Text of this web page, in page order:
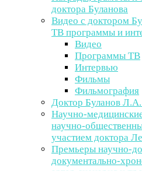
доктора Буланова
Видео с доктором
ТВ программы и
Видео
Программы ТВ
Интервью
Фильмы
Фильмография
Доктор Буланов
Научно-
научно-
участием доктора
Премьеры научно-
документально-